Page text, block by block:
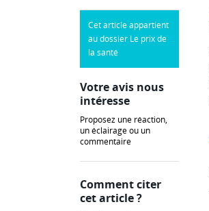
Cet article appartient
au dossier Le prix de
la santé
Votre avis nous
intéresse
Proposez une réaction,
un éclairage ou un
commentaire
Comment citer
cet article ?